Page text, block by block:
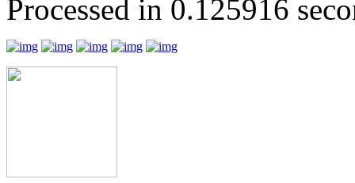
Processed in 0.125916